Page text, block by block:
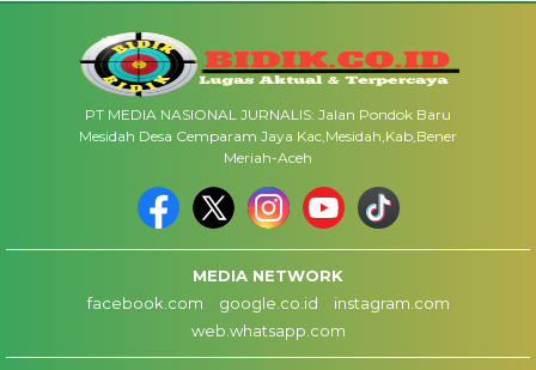
PT MEDIA NASIONAL JURNALIS: Jalan Pondok Baru
Mesidah Desa Cemparam Jaya Kac,Mesidah,Kab,Bener
Meriah-Aceh
MEDIA NETWORK
facebook.com
google.co.id
instagram.com
web.whatsapp.com